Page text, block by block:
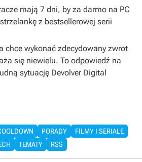
mają 7 dni, by za darmo na PC
z bestsellerowej serii
chce wykonać zdecydowany zwrot
się niewielu. To odpowiedź na
sytuację Devolver Digital
PORADY
FILMY I SERIALE
TEMATY RSS